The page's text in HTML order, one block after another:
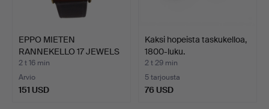
EPPO MIETEN
RANNEKELLO 17 JEWELS
SHOCKPROO…
2 t 16 min
Arvio
151 USD
Kaksi hopeista taskukelloa,
1800-luku.
2 t 29 min
5 tarjousta
76 USD